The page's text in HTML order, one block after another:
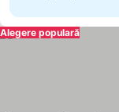
Alegere populară